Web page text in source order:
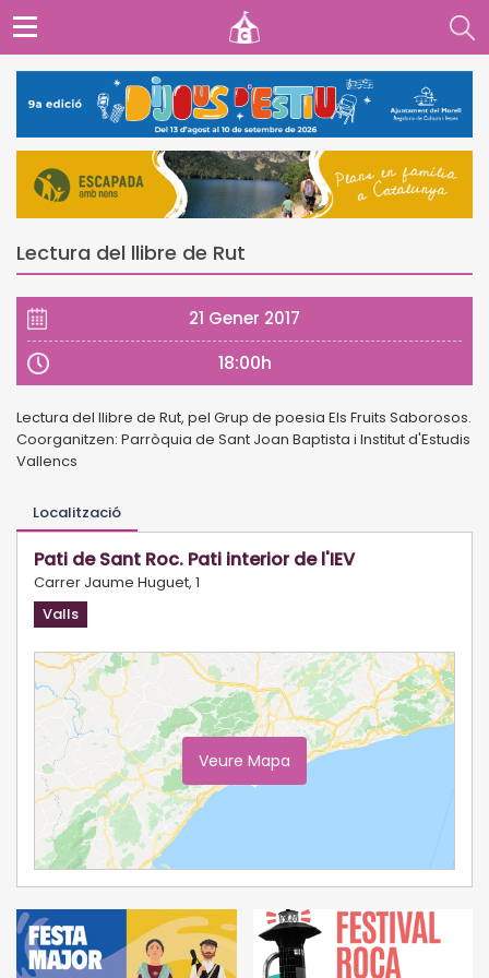
Lectura del llibre de Rut
21 Gener 2017
18:00h
Lectura del llibre de Rut, pel Grup de poesia Els Fruits Saborosos.
Coorganitzen: Parròquia de Sant Joan Baptista i Institut d'Estudis
Vallencs
Localització
Pati de Sant Roc. Pati interior de l'IEV
Carrer Jaume Huguet, 1
Valls
Veure Mapa